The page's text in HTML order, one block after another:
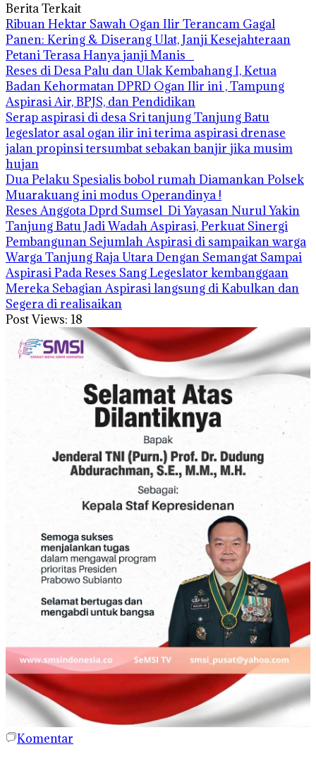
Berita Terkait
Ribuan Hektar Sawah Ogan Ilir Terancam Gagal
Panen: Kering & Diserang Ulat, Janji Kesejahteraan
Petani Terasa Hanya janji Manis
Reses di Desa Palu dan Ulak Kembahang I, Ketua
Badan Kehormatan DPRD Ogan Ilir ini , Tampung
Aspirasi Air, BPJS, dan Pendidikan
Serap aspirasi di desa Sri tanjung Tanjung Batu
legeslator asal ogan ilir ini terima aspirasi drenase
jalan propinsi tersumbat sebakan banjir jika musim
hujan
Dua Pelaku Spesialis bobol rumah Diamankan Polsek
Muarakuang ini modus Operandinya !
Reses Anggota Dprd Sumsel Di Yayasan Nurul Yakin
Tanjung Batu Jadi Wadah Aspirasi, Perkuat Sinergi
Pembangunan Sejumlah Aspirasi di sampaikan warga
Warga Tanjung Raja Utara Dengan Semangat Sampai
Aspirasi Pada Reses Sang Legeslator kembanggaan
Mereka Sebagian Aspirasi langsung di Kabulkan dan
Segera di realisaikan
Post Views: 18
Komentar